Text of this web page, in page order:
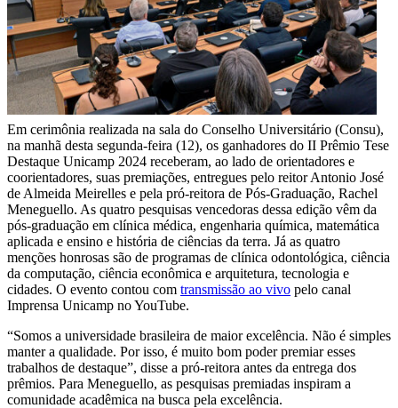
Em cerimônia realizada na sala do Conselho Universitário (Consu),
na manhã desta segunda-feira (12), os ganhadores do II Prêmio Tese
Destaque Unicamp 2024 receberam, ao lado de orientadores e
coorientadores, suas premiações, entregues pelo reitor Antonio José
de Almeida Meirelles e pela pró-reitora de Pós-Graduação, Rachel
Meneguello. As quatro pesquisas vencedoras dessa edição vêm da
pós-graduação em clínica médica, engenharia química, matemática
aplicada e ensino e história de ciências da terra. Já as quatro
menções honrosas são de programas de clínica odontológica, ciência
da computação, ciência econômica e arquitetura, tecnologia e
cidades. O evento contou com transmissão ao vivo pelo canal
Imprensa Unicamp no YouTube.
“Somos a universidade brasileira de maior excelência. Não é simples
manter a qualidade. Por isso, é muito bom poder premiar esses
trabalhos de destaque”, disse a pró-reitora antes da entrega dos
prêmios. Para Meneguello, as pesquisas premiadas inspiram a
comunidade acadêmica na busca pela excelência.